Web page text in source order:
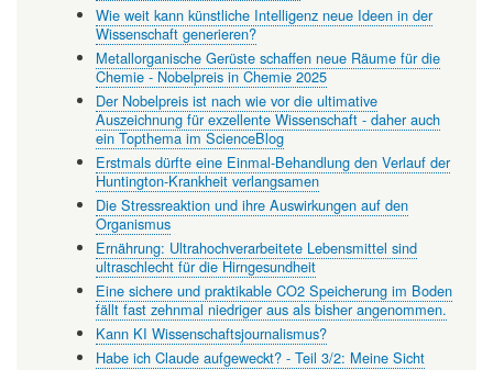
Wie weit kann künstliche Intelligenz neue Ideen in der
Wissenschaft generieren?
Metallorganische Gerüste schaffen neue Räume für die
Chemie - Nobelpreis in Chemie 2025
Der Nobelpreis ist nach wie vor die ultimative
Auszeichnung für exzellente Wissenschaft - daher auch
ein Topthema im ScienceBlog
Erstmals dürfte eine Einmal-Behandlung den Verlauf der
Huntington-Krankheit verlangsamen
Die Stressreaktion und ihre Auswirkungen auf den
Organismus
Ernährung: Ultrahochverarbeitete Lebensmittel sind
ultraschlecht für die Hirngesundheit
Eine sichere und praktikable CO2 Speicherung im Boden
fällt fast zehnmal niedriger aus als bisher angenommen.
Kann KI Wissenschaftsjournalismus?
Habe ich Claude aufgeweckt? - Teil 3/2: Meine Sicht